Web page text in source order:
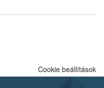
Cookie beállítások